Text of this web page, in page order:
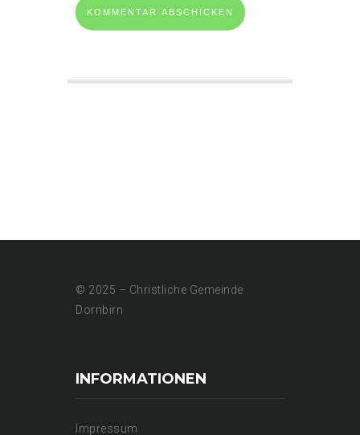
© 2025 – Christliche Gemeinde
Dornbirn
INFORMATIONEN
Impressum